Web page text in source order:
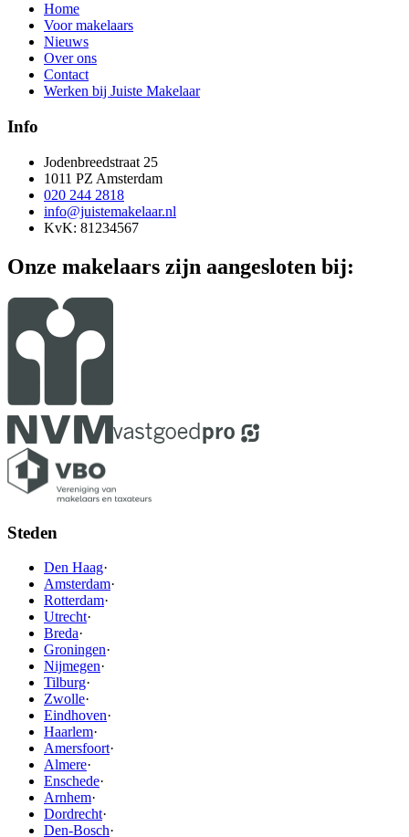
Home
Voor makelaars
Nieuws
Over ons
Contact
Werken bij Juiste Makelaar
Info
Jodenbreedstraat 25
1011 PZ Amsterdam
020 244 2818
info@juistemakelaar.nl
KvK: 81234567
Onze makelaars zijn aangesloten bij:
Steden
Den Haag·
Amsterdam·
Rotterdam·
Utrecht·
Breda·
Groningen·
Nijmegen·
Tilburg·
Zwolle·
Eindhoven·
Haarlem·
Amersfoort·
Almere·
Enschede·
Arnhem·
Dordrecht·
Den-Bosch·